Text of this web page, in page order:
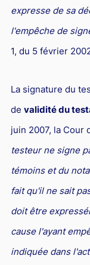
expresse de sa
l'empêche de
1, du 5 février
La signature du
de validité du
juin 2007, la Cour
testeur ne signe
témoins et du
fait qu'il ne sait
doit être
cause l'ayant
indiquée dans